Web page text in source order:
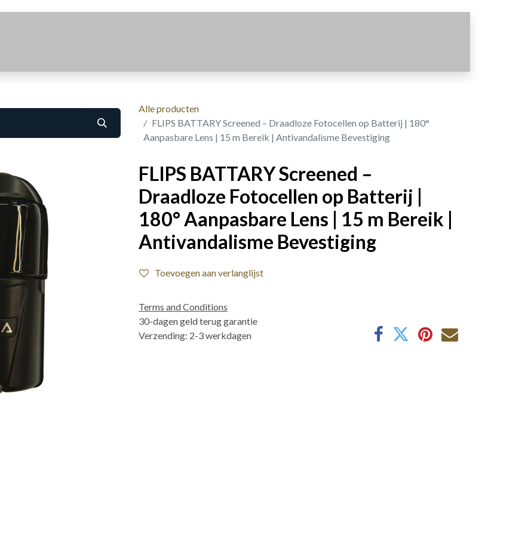
Alle producten
FLIPS BATTARY Screened – Draadloze Fotocellen op Batterij | 180°
Aanpasbare Lens | 15 m Bereik | Antivandalisme Bevestiging
FLIPS BATTARY Screened –
Draadloze Fotocellen op Batterij |
180° Aanpasbare Lens | 15 m Bereik |
Antivandalisme Bevestiging
Toevoegen aan verlanglijst
Terms and Conditions
30-dagen geld terug garantie
Verzending: 2-3 werkdagen